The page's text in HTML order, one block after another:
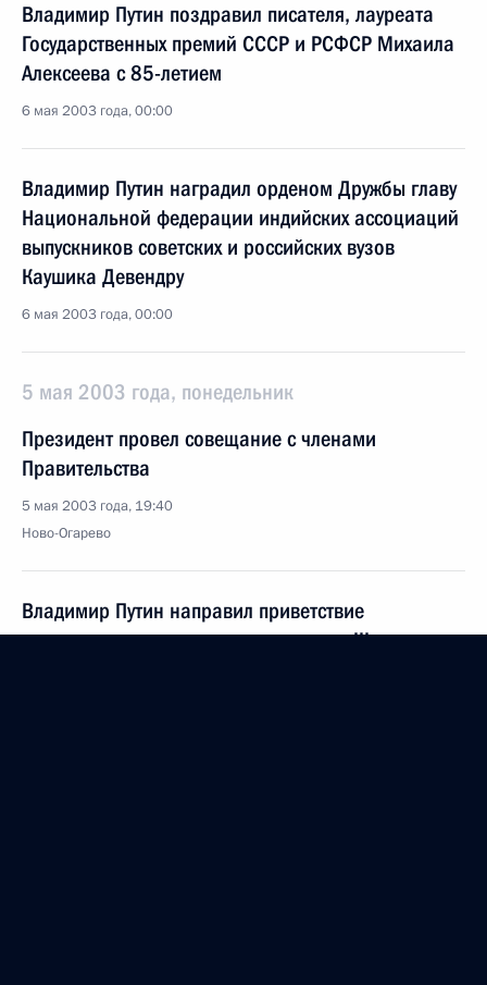
Владимир Путин поздравил писателя, лауреата
Государственных премий СССР и РСФСР Михаила
Алексеева с 85-летием
6 мая 2003 года, 00:00
Владимир Путин наградил орденом Дружбы главу
Национальной федерации индийских ассоциаций
выпускников советских и российских вузов
Каушика Девендру
6 мая 2003 года, 00:00
5 мая 2003 года, понедельник
Президент провел совещание с членами
Правительства
5 мая 2003 года, 19:40
Ново-Огарево
Владимир Путин направил приветствие
организаторам, участникам и гостям III